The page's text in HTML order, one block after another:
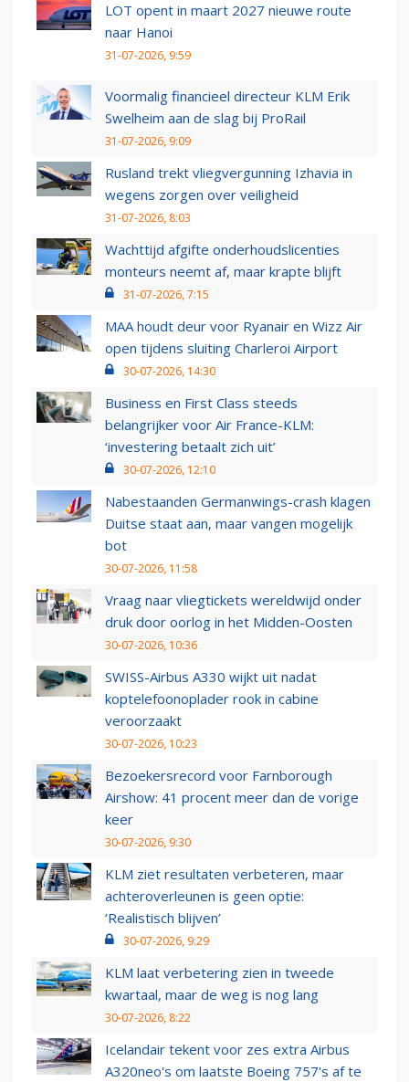
LOT opent in maart 2027 nieuwe route
naar Hanoi
31-07-2026, 9:59
Voormalig financieel directeur KLM Erik
Swelheim aan de slag bij ProRail
31-07-2026, 9:09
Rusland trekt vliegvergunning Izhavia in
wegens zorgen over veiligheid
31-07-2026, 8:03
Wachttijd afgifte onderhoudslicenties
monteurs neemt af, maar krapte blijft
31-07-2026, 7:15
MAA houdt deur voor Ryanair en Wizz Air
open tijdens sluiting Charleroi Airport
30-07-2026, 14:30
Business en First Class steeds
belangrijker voor Air France-KLM:
‘investering betaalt zich uit’
30-07-2026, 12:10
Nabestaanden Germanwings-crash klagen
Duitse staat aan, maar vangen mogelijk
bot
30-07-2026, 11:58
Vraag naar vliegtickets wereldwijd onder
druk door oorlog in het Midden-Oosten
30-07-2026, 10:36
SWISS-Airbus A330 wijkt uit nadat
koptelefoonoplader rook in cabine
veroorzaakt
30-07-2026, 10:23
Bezoekersrecord voor Farnborough
Airshow: 41 procent meer dan de vorige
keer
30-07-2026, 9:30
KLM ziet resultaten verbeteren, maar
achteroverleunen is geen optie:
‘Realistisch blijven’
30-07-2026, 9:29
KLM laat verbetering zien in tweede
kwartaal, maar de weg is nog lang
30-07-2026, 8:22
Icelandair tekent voor zes extra Airbus
A320neo's om laatste Boeing 757's af te